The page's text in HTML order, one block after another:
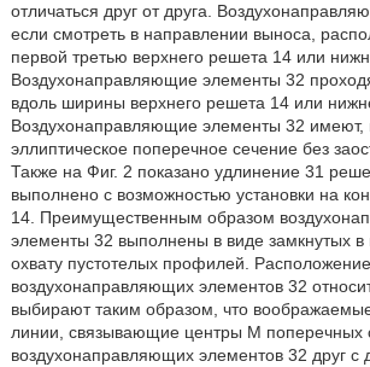
отличаться друг от друга.
если смотреть в направлении выноса,
первой третью верхнего решета 14 или
Воздухонаправляющие элементы 32
вдоль ширины верхнего решета 14 или
Воздухонаправляющие элементы 32 имеют,
эллиптическое поперечное сечение без
Также на Фиг. 2 показано удлинение 31
выполнено с возможностью установки на
14. Преимущественным образом
элементы 32 выполнены в виде замкнутых
охвату пустотелых профилей. Расположение
воздухонаправляющих элементов 32
выбирают таким образом, что
линии, связывающие центры М поперечных
воздухонаправляющих элементов 32 друг с